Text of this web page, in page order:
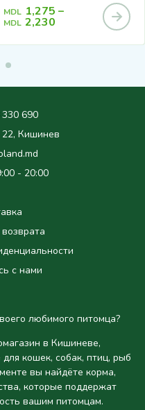
MDL 1,275 –
MDL 2,230
690
22, Кишинев
- 20:00
с нами
любимого питомца?
в Кишиневе,
кошек, собак, птиц, рыб
вы найдёте корма,
которые поддержат
вашим питомцам.